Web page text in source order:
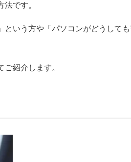
です。
いう方や「パソコンがどうして
紹介します。